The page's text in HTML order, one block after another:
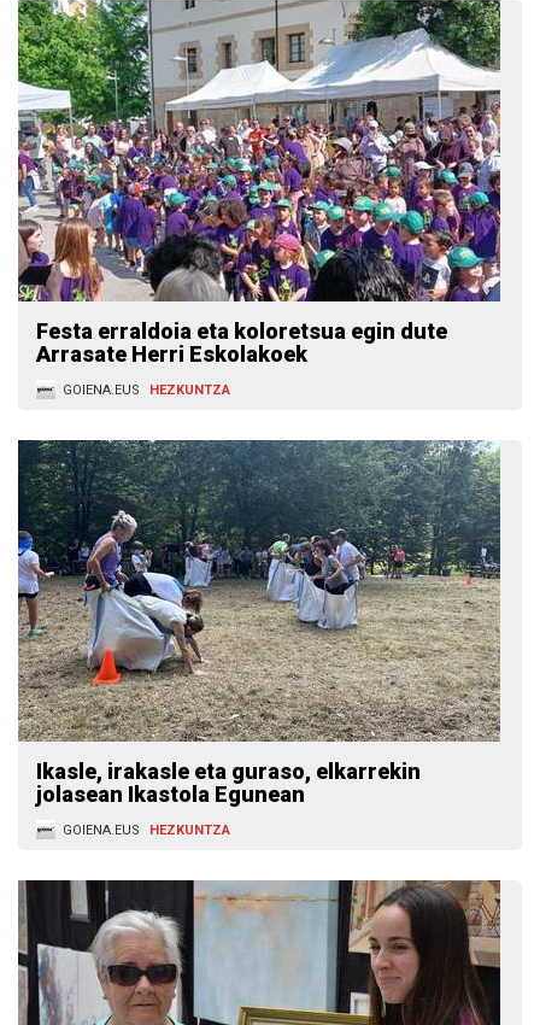
Festa erraldoia eta koloretsua egin dute
Arrasate Herri Eskolakoek
GOIENA.EUS HEZKUNTZA
Ikasle, irakasle eta guraso, elkarrekin
jolasean Ikastola Egunean
GOIENA.EUS HEZKUNTZA